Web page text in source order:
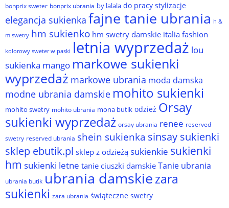
bonprix sweter bonprix ubrania by lalala do pracy stylizacje
elegancja sukienka fajne tanie ubrania h &
m swetry hm sukienko hm swetry damskie italia fashion
kolorowy sweter w paski letnia wyprzedaż lou
sukienka mango markowe sukienki
wyprzedaż markowe ubrania moda damska
modne ubrania damskie mohito sukienki
mohito swetry mohito ubrania mona butik odzież Orsay
sukienki wyprzedaż orsay ubrania renee reserved
swetry reserved ubrania shein sukienka sinsay sukienki
sklep ebutik.pl sklep z odzieżą sukienkie sukienki
hm sukienki letne tanie ciuszki damskie Tanie ubrania
ubrania butik ubrania damskiezara
sukienki zara ubrania świąteczne swetry